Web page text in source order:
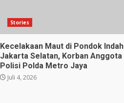
Stories
Kecelakaan Maut di Pondok Indah
Jakarta Selatan, Korban Anggota
Polisi Polda Metro Jaya
Juli 4, 2026